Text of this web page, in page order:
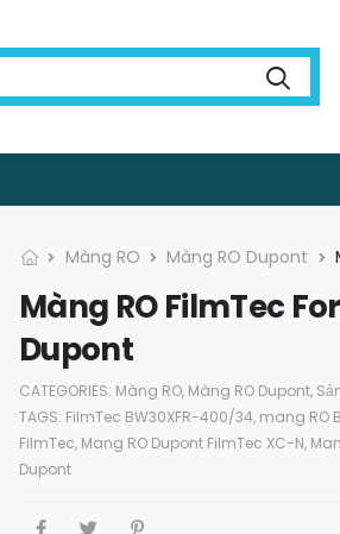
Màng RO Màng RO Dupont
Màng RO FilmTec
Dupont
CATEGORIES: Màng RO, Màng RO Dupont,
TAGS: FilmTec BW30XFR-400/34, mang RO
FilmTec, Mang RO Dupont FilmTec XC-N,
Dupont